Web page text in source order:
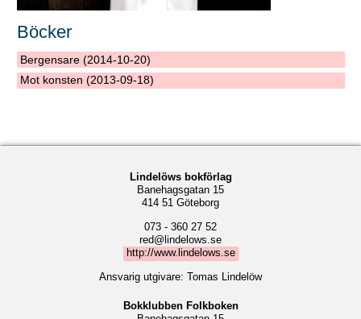
Böcker
Bergensare (2014-10-20)
Mot konsten (2013-09-18)
Lindelöws bokförlag
Banehagsgatan 15
414 51 Göteborg
073 - 360 27 52
red@lindelows.se
http://www.lindelows.se
Ansvarig utgivare: Tomas Lindelöw
Bokklubben Folkboken